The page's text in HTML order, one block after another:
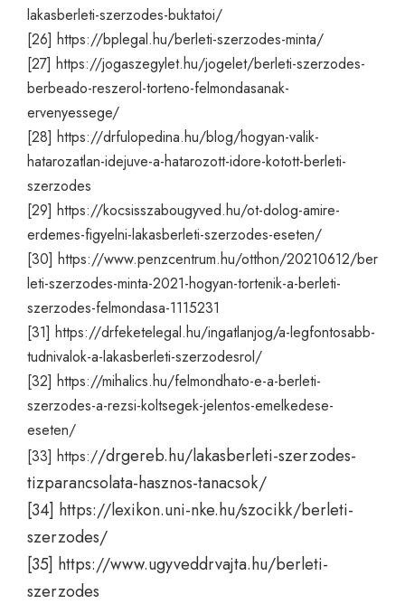
lakasberleti-szerzodes-buktatoi/
[26] https://bplegal.hu/berleti-szerzodes-minta/
[27] https://jogaszegylet.hu/jogelet/berleti-szerzodes-
berbeado-reszerol-torteno-felmondasanak-
ervenyessege/
[28] https://drfulopedina.hu/blog/hogyan-valik-
hatarozatlan-idejuve-a-hatarozott-idore-kotott-berleti-
szerzodes
[29] https://kocsisszabougyved.hu/ot-dolog-amire-
erdemes-figyelni-lakasberleti-szerzodes-eseten/
[30] https://www.penzcentrum.hu/otthon/20210612/ber
leti-szerzodes-minta-2021-hogyan-tortenik-a-berleti-
szerzodes-felmondasa-1115231
[31] https://drfeketelegal.hu/ingatlanjog/a-legfontosabb-
tudnivalok-a-lakasberleti-szerzodesrol/
[32] https://mihalics.hu/felmondhato-e-a-berleti-
szerzodes-a-rezsi-koltsegek-jelentos-emelkedese-
eseten/
[33] https://drgereb.hu/lakasberleti-szerzodes-
tizparancsolata-hasznos-tanacsok/
[34] https://lexikon.uni-nke.hu/szocikk/berleti-
szerzodes/
[35] https://www.ugyveddrvajta.hu/berleti-
szerzodes